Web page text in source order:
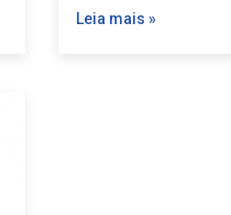
Leia mais »